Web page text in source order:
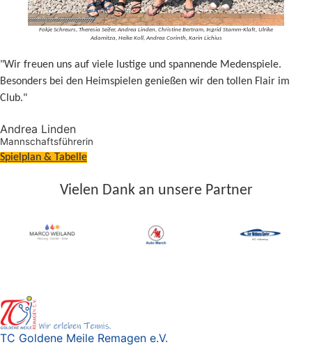
Fokje Schreurs, Theresia Seifer, Andrea Linden, Christine Bertram, Ingrid Stamm-Klaft, Ulrike
Adamitza, Heike Koll, Andrea Corinth, Karin Lichius
"Wir freuen uns auf viele lustige und spannende Medenspiele.
Besonders bei den Heimspielen genießen wir den tollen Flair im
Club."
Andrea Linden
Mannschaftsführerin
Spielplan & Tabelle
Vielen Dank an unsere Partner
TC Goldene Meile Remagen e.V.